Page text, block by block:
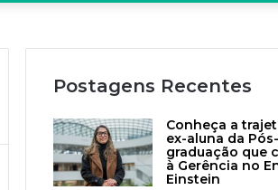
Postagens Recentes
Conheça a
ex-aluna da Pós-
graduação que
à Gerência no
Einstein